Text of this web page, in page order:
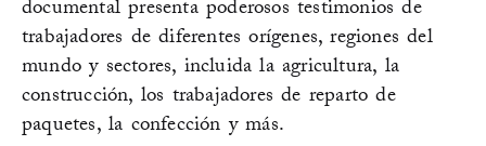
documental presenta poderosos testimonios de
trabajadores de diferentes orígenes, regiones del
mundo y sectores, incluida la agricultura, la
construcción, los trabajadores de reparto de
paquetes, la confección y más.